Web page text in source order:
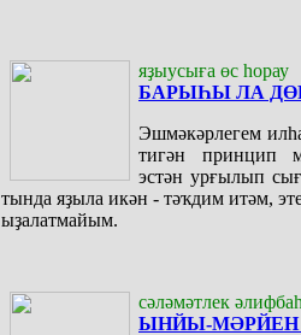
яҙыусыға өс һорау
БАРЫҺЫ ЛА
Эшмәкәрлегем
тигән принцип
эстән урғылып
тында яҙыла икән - тәҡдим итәм,
ыҙалатмайым.
сәләмәтлек
ЫНЙЫ-МӘРЙЕН